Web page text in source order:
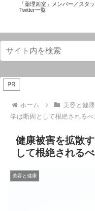
「薬理凶室」メンバー／スタ
Twitter一覧
PR
ホーム 美容と健康
学は断固として根絶されるべ
健康被害を拡散
して根絶される
美容と健康